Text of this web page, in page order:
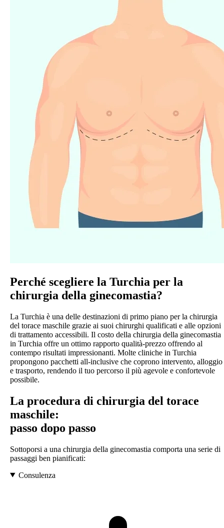
Perché scegliere la Turchia per la
chirurgia della ginecomastia?
La Turchia è una delle destinazioni di primo piano per la chirurgia
del torace maschile grazie ai suoi chirurghi qualificati e alle opzioni
di trattamento accessibili. Il costo della chirurgia della ginecomastia
in Turchia offre un ottimo rapporto qualità-prezzo offrendo al
contempo risultati impressionanti. Molte cliniche in Turchia
propongono pacchetti all-inclusive che coprono intervento, alloggio
e trasporto, rendendo il tuo percorso il più agevole e confortevole
possibile.
La procedura di chirurgia del torace
maschile:
passo dopo passo
Sottoporsi a una chirurgia della ginecomastia comporta una serie di
passaggi ben pianificati:
Consulenza